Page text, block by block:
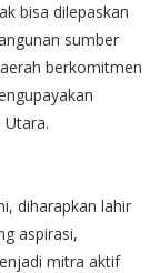
bisa dilepaskan
sumber
berkomitmen
diharapkan lahir
aspirasi,
mitra aktif